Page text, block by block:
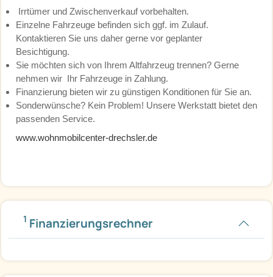
Irrtümer und Zwischenverkauf vorbehalten.
Einzelne Fahrzeuge befinden sich ggf. im Zulauf.
Kontaktieren Sie uns daher gerne vor geplanter
Besichtigung.
Sie möchten sich von Ihrem Altfahrzeug trennen? Gerne
nehmen wir Ihr Fahrzeuge in Zahlung.
Finanzierung bieten wir zu günstigen Konditionen für Sie an.
Sonderwünsche? Kein Problem! Unsere Werkstatt bietet den
passenden Service.
www.wohnmobilcenter-drechsler.de
1 Finanzierungsrechner